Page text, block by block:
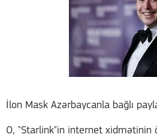
İlon Mask Azərbaycanla bağlı
O, "Starlink"in internet xidmətinin